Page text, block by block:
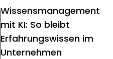
Wissensmanagement
mit KI: So bleibt
Erfahrungswissen im
Unternehmen